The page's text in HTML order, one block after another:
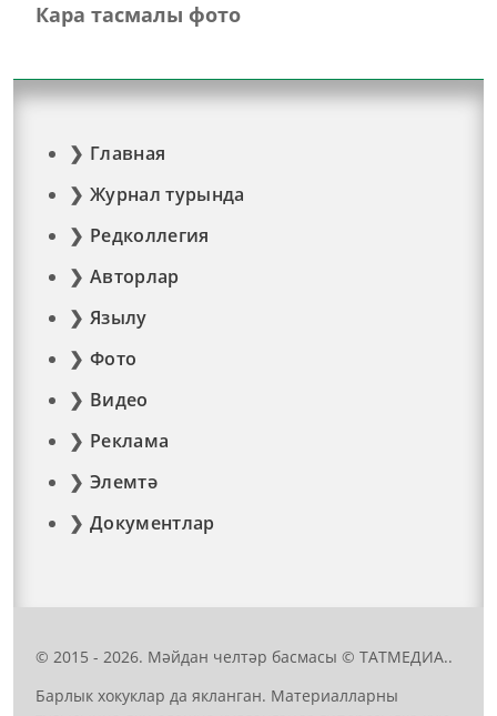
Кара тасмалы фото
Главная
Журнал турында
Редколлегия
Авторлар
Язылу
Фото
Видео
Реклама
Элемтә
Документлар
© 2015 - 2026. Мәйдан челтәр басмасы © ТАТМЕДИА..
Барлык хокуклар да якланган. Материалларны